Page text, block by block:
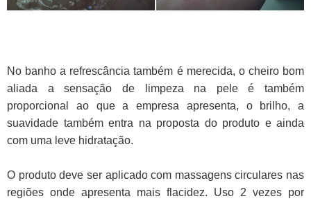
No banho a refrescância também é merecida, o cheiro bom
aliada a sensação de limpeza na pele é também
proporcional ao que a empresa apresenta, o brilho, a
suavidade também entra na proposta do produto e ainda
com uma leve hidratação.
O produto deve ser aplicado com massagens circulares nas
regiões onde apresenta mais flacidez. Uso 2 vezes por